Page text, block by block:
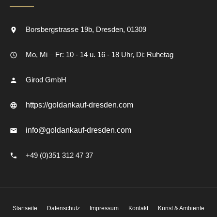
Borsbergstrasse 19b Dresden 01309
Mo, Mi – Fr: 10 - 14 u. 16 - 18 Uhr, Di: Ruhetag
Girod GmbH
https://goldankauf-dresden.com
info@goldankauf-dresden.com
+49 (0)351 312 47 37
Startseite Datenschutz Impressum Kontakt Kunst & Ambiente